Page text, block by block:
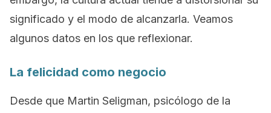
significado y el modo de alcanzarla. Veamos
algunos datos en los que reflexionar.
La felicidad como negocio
Desde que Martin Seligman, psicólogo de la